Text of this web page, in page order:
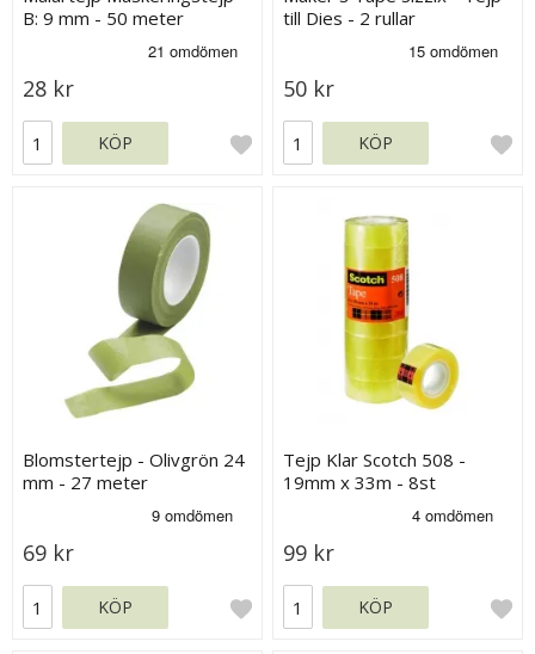
B: 9 mm - 50 meter
28 kr
KÖP
till Dies - 2 rullar
50 kr
KÖP
Blomstertejp - Olivgrön 24
mm - 27 meter
69 kr
KÖP
Tejp Klar Scotch 508 -
19mm x 33m - 8st
99 kr
KÖP